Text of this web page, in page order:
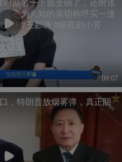
原名一下就变萌了，还附送
不为人知的亲切称呼买一送
！#王影璐 #电视剧小芳
09:07
，特朗普放烟雾弹，真正阴